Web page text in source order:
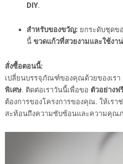
DIY.
สำหรับของขวัญ:ยกระดับชุดข
นี้ ขวดแก้วที่สวยงามและใช้งา
สั่งซื้อตอนนี้:
เปลี่ยนบรรจุภัณฑ์ของคุณด้วยของเรา
พิเศษ. ติดต่อเราวันนี้เพื่อขอ ตัวอย่างฟ
ต้องการของโครงการของคุณ. ให้เร
สะท้อนถึงความซับซ้อนและความคุณ